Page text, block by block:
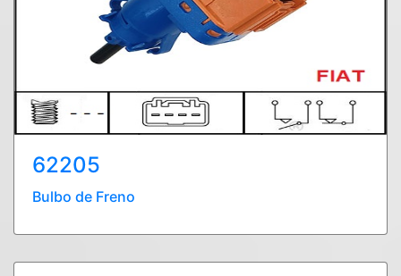
62205
Bulbo de Freno